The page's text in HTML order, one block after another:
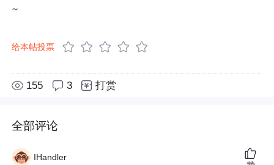
~
给本帖投票
155 3 打赏
全部评论
IHandler